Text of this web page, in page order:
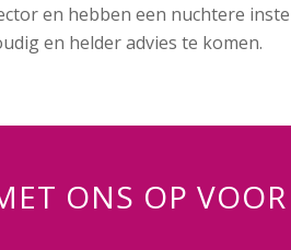
en hebben een nuchtere
en helder advies te komen.
ONS OP